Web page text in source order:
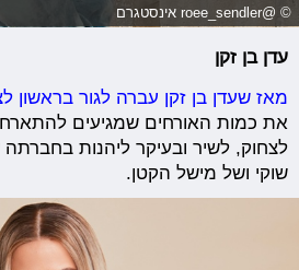
© @roee_sendler אינסטגרם
עדן בן זקן
מאז שעדן בן זקן עברה לגור בראשון
את כמות האורחים שמגיעים
לצחוק, לשיר ובעיקר ליהנות
שוקי ושל מישל הקטן.